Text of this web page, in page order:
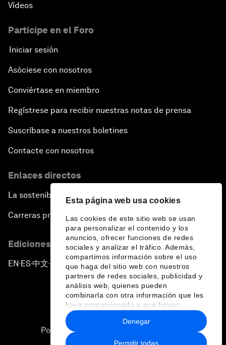
Esta página web usa cookies
Las cookies de este sitio web se usan
para personalizar el contenido y los
anuncios, ofrecer funciones de redes
sociales y analizar el tráfico. Además,
compartimos información sobre el uso
que haga del sitio web con nuestros
partners de redes sociales, publicidad y
análisis web, quienes pueden
combinarla con otra información que les
haya proporcionado o que hayan
recopilado a partir del uso que haya
hecho de sus servicios.
Permitir todas
Denegar
Vídeos
Participe en el Foro
Iniciar sesión
Asóciese con nosotros
Conviértase en miembro
Regístrese para recibir nuestras notas de prensa
Suscríbase a nuestros boletines
Contacte con nosotros
Enlaces directos
La sostenibilidad en el Foro
Carreras profesionales
Ediciones en otros idiomas
EN ▪ES▪中文▪ 日本語
Política de privacidad y normas de uso